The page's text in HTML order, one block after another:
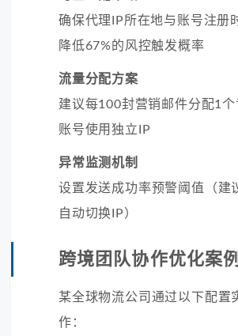
确保代理IP所在地与账号注册
降低67%的风控触发概率
流量分配方案
建议每100封营销邮件分配1
账号使用独立IP
异常监测机制
设置发送成功率预警阈值（建
自动切换IP）
跨境团队协作优化案例
某全球物流公司通过以下配置
作：